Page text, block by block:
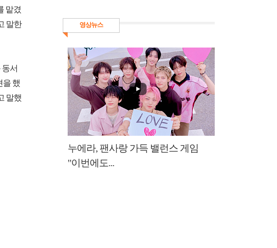
맡겼
말한
서
을 했
말했
영상뉴스
누에라, 팬사랑 가득 밸런스 게임
"이번에도...